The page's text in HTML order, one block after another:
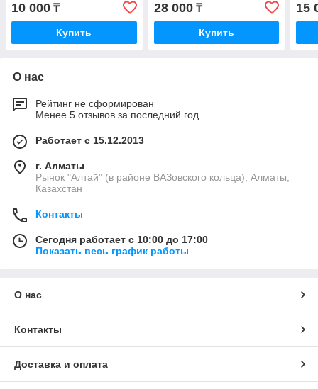
10 000 ₸
Купить
28 000₸
Купить
15
О нас
Рейтинг не сформирован
Менее 5 отзывов за последний год
Работает с 15.12.2013
г. Алматы
Рынок "Алтай" (в районе ВАЗовского кольца), Алматы,
Казахстан
Контакты
Сегодня работает с 10:00 до 17:00
Показать весь график работы
О нас
Контакты
Доставка и оплата